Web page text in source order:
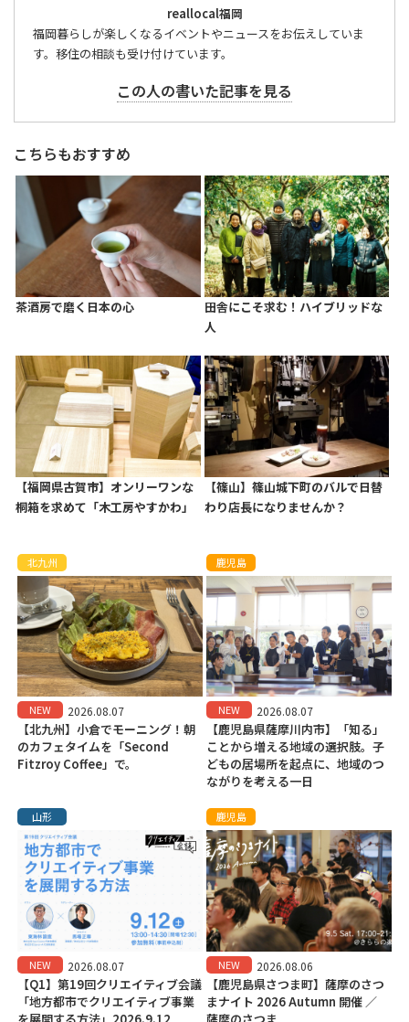
reallocal福岡
福岡暮らしが楽しくなるイベントやニュースをお伝えしていま
す。移住の相談も受け付けています。
この人の書いた記事を見る
こちらもおすすめ
茶酒房で磨く日本の心
田舎にこそ求む！ハイブリッドな
人
【福岡県古賀市】オンリーワンな
桐箱を求めて「木工房やすかわ」
【篠山】篠山城下町のバルで日替
わり店長になりませんか？
北九州
NEW 2026.08.07
【北九州】小倉でモーニング！朝
のカフェタイムを「Second
Fitzroy Coffee」で。
鹿児島
NEW 2026.08.07
【鹿児島県薩摩川内市】「知る」
ことから増える地域の選択肢。子
どもの居場所を起点に、地域のつ
ながりを考える一日
山形
NEW 2026.08.07
【Q1】第19回クリエイティブ会議
「地方都市でクリエイティブ事業
鹿児島
NEW 2026.08.06
【鹿児島県さつま町】薩摩のさつ
まナイト 2026 Autumn 開催 ／